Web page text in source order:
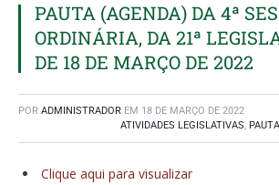
PAUTA (AGENDA) DA 4ª
ORDINÁRIA, DA 21ª
DE 18 DE MARÇO DE 2022
POR ADMINISTRADOR EM 18 DE MARÇO DE 2022
ATIVIDADES LEGISLATIVAS,
Clique aqui para visualizar